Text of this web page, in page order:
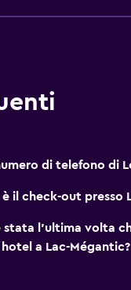
di telefono di
il check-out presso
stata l'ultima volta
a Lac-Mégantic?